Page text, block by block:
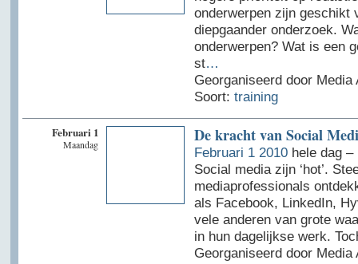
onderwerpen zijn geschikt
diepgaander onderzoek.
onderwerpen? Wat is een
st…
Georganiseerd door Media
Soort: training
Februari 1
Maandag De kracht van Social
Februari 1 2010hele dag –
Social media zijn ‘hot’.
mediaprofessionals
als Facebook, LinkedIn,
vele anderen van grote
in hun dagelijkse werk.
Georganiseerd door Media